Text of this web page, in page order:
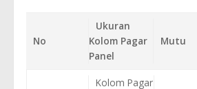
No
Ukuran
Kolom Pagar
Panel
Mutu
Kolom Pagar